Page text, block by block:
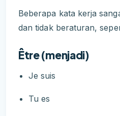
Beberapa kata kerja
dan tidak beraturan,
Être (menjadi)
Je suis
Tu es